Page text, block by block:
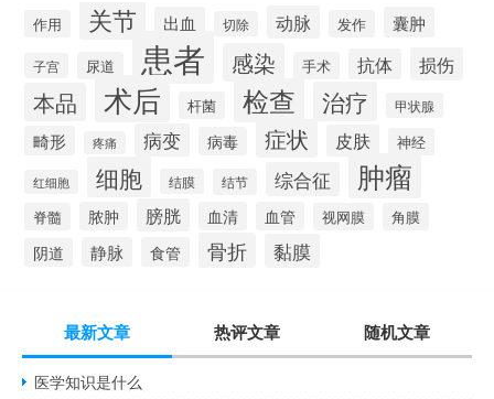
作用 关节 出血 切除 动脉 发作 囊肿
子宫 尿道 患者 感染 手术 抗体 损伤
本品 术后 杆菌 检查 治疗 甲状腺
畸形 疼痛 病变 病毒 症状 皮肤 神经
红细胞 细胞 结膜 结节 综合征 肿瘤
脊髓 脓肿 膀胱 血清 血管 视网膜 角膜
阴道 静脉 食管 骨折 黏膜
最新文章 热评文章 随机文章
医学知识是什么